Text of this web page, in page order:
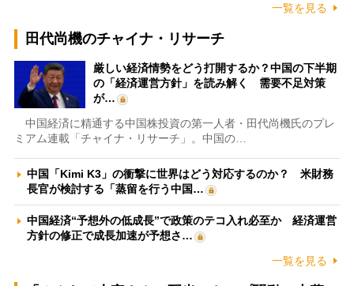
一覧を見る
田代尚機のチャイナ・リサーチ
厳しい経済情勢をどう打開するか？中国の下半期
の「経済運営方針」を読み解く 需要不足対策
が…
中国経済に精通する中国株投資の第一人者・田代尚機氏のプレ
ミアム連載「チャイナ・リサーチ」。中国の…
中国「Kimi K3」の衝撃に世界はどう対応するのか？ 米財務
長官が検討する「蒸留を行う中国…
中国経済“予想外の低成長”で政策のテコ入れ必至か 経済運営
方針の修正で成長加速が予想さ…
一覧を見る